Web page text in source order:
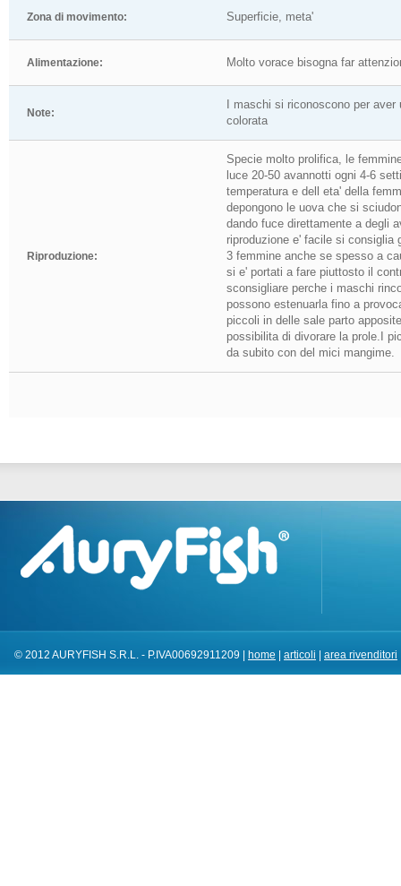
Zona di movimento: Superficie, meta'
Alimentazione: Molto vorace bisogna far
Note:
I maschi si riconoscono per
colorata
Riproduzione:
Specie molto prolifica, le
luce 20-50 avannotti ogni 4-6
temperatura e dell eta' della
depongono le uova che si
dando fuce direttamente a degli
riproduzione e' facile si consiglia
3 femmine anche se spesso a
si e' portati a fare piuttosto il
sconsigliare perche i maschi
possono estenuarla fino a
piccoli in delle sale parto
possibilita di divorare la prole.I
da subito con del mici mangime.
© 2012 AURYFISH S.R.L. - P.IVA00692911209 | home articoli area rivenditori